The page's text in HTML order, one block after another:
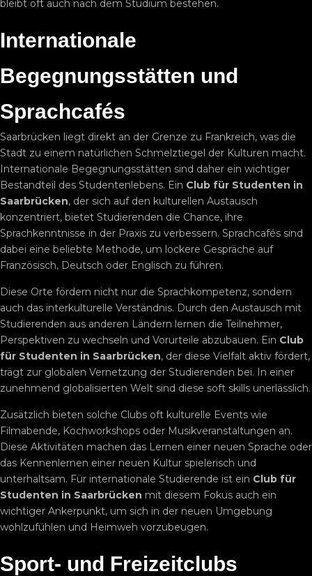
bleibt oft auch nach dem Studium bestehen.
Internationale
Begegnungsstätten und
Sprachcafés
Saarbrücken liegt direkt an der Grenze zu Frankreich, was die
Stadt zu einem natürlichen Schmelztiegel der Kulturen macht.
Internationale Begegnungsstätten sind daher ein wichtiger
Bestandteil des Studentenlebens. Ein Club für Studenten in
Saarbrücken, der sich auf den kulturellen Austausch
konzentriert, bietet Studierenden die Chance, ihre
Sprachkenntnisse in der Praxis zu verbessern. Sprachcafés sind
dabei eine beliebte Methode, um lockere Gespräche auf
Französisch, Deutsch oder Englisch zu führen.
Diese Orte fördern nicht nur die Sprachkompetenz, sondern
auch das interkulturelle Verständnis. Durch den Austausch mit
Studierenden aus anderen Ländern lernen die Teilnehmer,
Perspektiven zu wechseln und Vorurteile abzubauen. Ein Club
für Studenten in Saarbrücken, der diese Vielfalt aktiv fördert,
trägt zur globalen Vernetzung der Studierenden bei. In einer
zunehmend globalisierten Welt sind diese soft skills unerlässlich.
Zusätzlich bieten solche Clubs oft kulturelle Events wie
Filmabende, Kochworkshops oder Musikveranstaltungen an.
Diese Aktivitäten machen das Lernen einer neuen Sprache oder
das Kennenlernen einer neuen Kultur spielerisch und
unterhaltsam. Für internationale Studierende ist ein Club für
Studenten in Saarbrücken mit diesem Fokus auch ein
wichtiger Ankerpunkt, um sich in der neuen Umgebung
wohlzufühlen und Heimweh vorzubeugen.
Sport- und Freizeitclubs